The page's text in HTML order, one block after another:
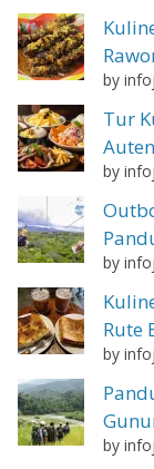
by
Tur
by
by
Rute
by
by